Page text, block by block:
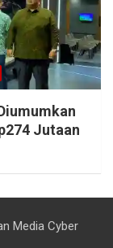
Jutaan
Media Cyber